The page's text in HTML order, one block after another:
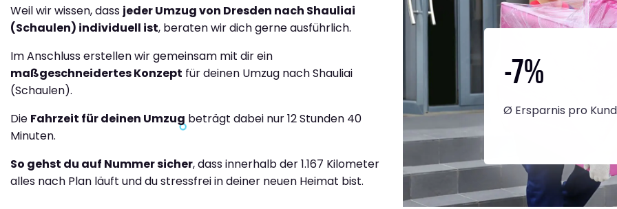
Weil wir wissen, dass jeder Umzug von Dresden nach Shauliai
(Schaulen) individuell ist, beraten wir dich gerne ausführlich.
Im Anschluss erstellen wir gemeinsam mit dir ein
maßgeschneidertes Konzept für deinen Umzug nach Shauliai
(Schaulen).
Die Fahrzeit für deinen Umzug beträgt dabei nur 12 Stunden 40
Minuten.
So gehst du auf Nummer sicher, dass innerhalb der 1.167 Kilometer
alles nach Plan läuft und du stressfrei in deiner neuen Heimat bist.
-7%
Ø Ersparnis pro